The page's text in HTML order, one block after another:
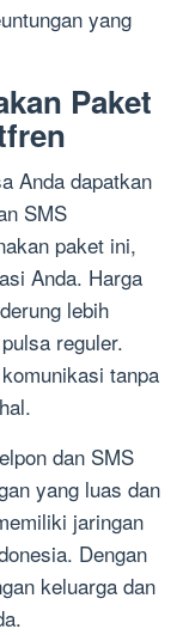
yang
Paket
Anda dapatkan
SMS
paket ini,
Anda. Harga
lebih
reguler.
tanpa
dan SMS
yang luas dan
jaringan
Dengan
keluarga dan